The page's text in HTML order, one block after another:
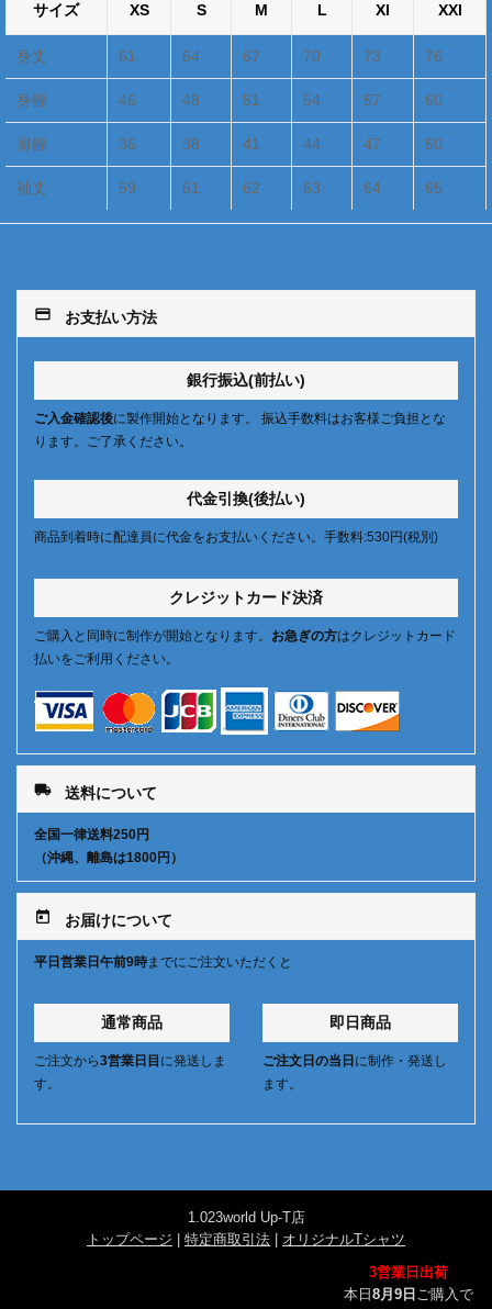
サイズ XS S M L Xl XXl
身丈 61 64 67 70 73 76
身幅 46 48 51 54 57 60
肩幅 36 38 41 44 47 50
袖丈 59 61 62 63 64 65
payment お支払い方法
銀行振込(前払い)
ご入金確認後に製作開始となります。 振込手数料はお客様ご負担とな
ります。ご了承ください。
代金引換(後払い)
商品到着時に配達員に代金をお支払いください。手数料:530円(税別)
クレジットカード決済
ご購入と同時に制作が開始となります。 お急ぎの方はクレジットカード
払いをご利用ください。
local_shipping 送料について
全国一律送料250円
（沖縄、離島は1800円）
today お届けについて
平日営業日午前9時までにご注文いただくと
通常商品
ご注文から3営業日目 に発送しま
す。
即日商品
ご注文日の当日 に制作・発送し
ます。
1.023world Up-T店
トップページ
特定商取引法
オリジナルTシャツ
3営業日出荷
本日 8月9日 ご購入で